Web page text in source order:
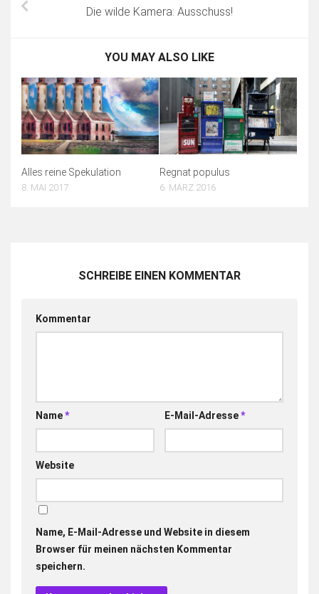
Die wilde Kamera: Ausschuss!
YOU MAY ALSO LIKE
Alles reine Spekulation
8. MAI 2017
Regnat populus
6. MÄRZ 2016
SCHREIBE EINEN KOMMENTAR
Kommentar
Name* E-Mail-Adresse*
Website
Name, E-Mail-Adresse und Website in diesem
Browser für meinen nächsten Kommentar
speichern.